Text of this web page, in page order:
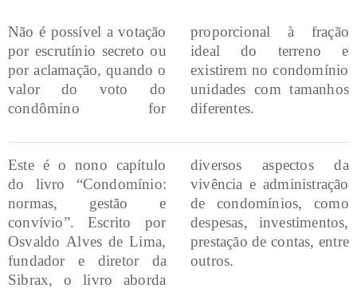
Não é possível a votação
por escrutínio secreto ou
por aclamação, quando o
valor do voto do
condômino for
proporcional à fração
ideal do terreno e
existirem no condomínio
unidades com tamanhos
diferentes.
Este é o nono capítulo
do livro “Condomínio:
normas, gestão e
convívio”. Escrito por
Osvaldo Alves de Lima,
fundador e diretor da
Sibrax, o livro aborda
diversos aspectos da
vivência e administração
de condomínios, como
despesas, investimentos,
prestação de contas, entre
outros.